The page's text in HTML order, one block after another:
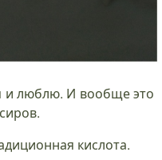
и люблю. И вообще это
кислота.